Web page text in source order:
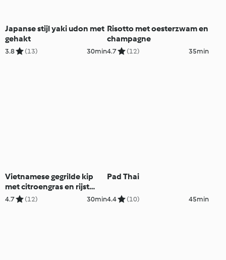
Japanse stijl yaki udon met
gehakt
3.8 (13) 30min
Risotto met oesterzwam en
champagne
4.7 (12) 35min
Vietnamese gegrilde kip
met citroengras en rijst
(glutenvrij)
4.7 (12) 30min
Pad Thai
4.4 (10) 45min